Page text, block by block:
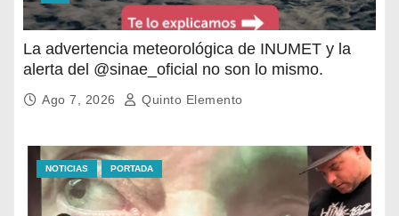
La advertencia meteorológica de INUMET y la
alerta del @sinae_oficial no son lo mismo.
Ago 7, 2026 Quinto Elemento
NOTICIAS PORTADA